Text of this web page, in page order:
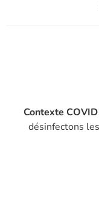
Contexte
désinfectons